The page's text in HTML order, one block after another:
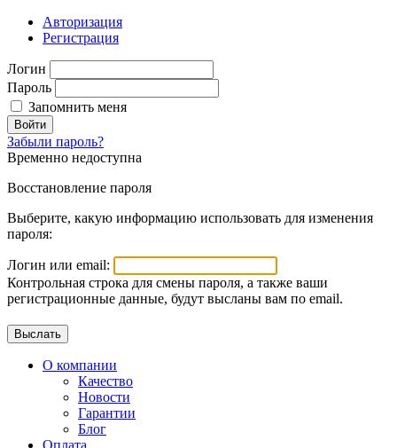
Авторизация
Регистрация
Логин
Пароль
Запомнить меня
Войти
Забыли пароль?
Временно недоступна
Восстановление пароля
Выберите, какую информацию использовать для изменения
пароля:
Логин или email:
Контрольная строка для смены пароля, а также ваши
регистрационные данные, будут высланы вам по email.
О компании
Качество
Новости
Гарантии
Блог
Оплата